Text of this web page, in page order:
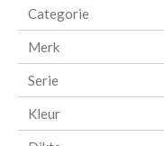
Categorie
Merk
Serie
Kleur